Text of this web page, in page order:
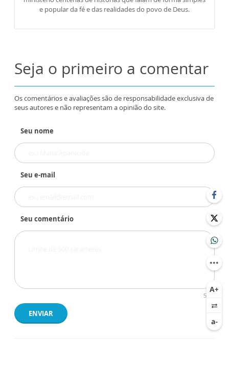
e popular da fé e das realidades do povo de Deus.
Seja o primeiro a comentar
Os comentários e avaliações são de responsabilidade exclusiva de
seus autores e não representam a opinião do site.
Seu nome
Seu e-mail
Seu comentário
500
ENVIAR